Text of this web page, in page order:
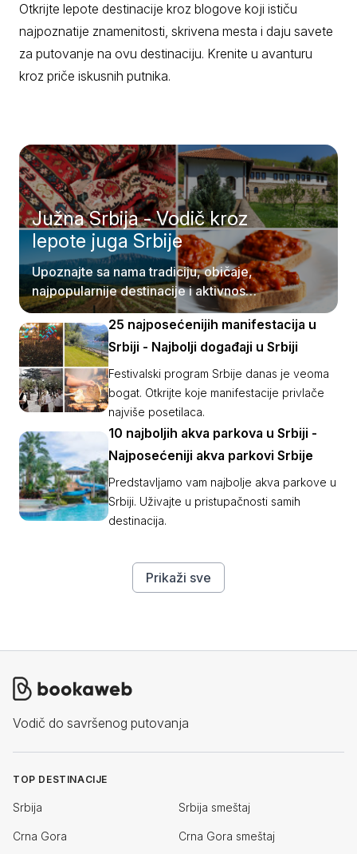
Otkrijte lepote destinacije kroz blogove koji ističu
najpoznatije znamenitosti, skrivena mesta i daju savete
za putovanje na ovu destinaciju. Krenite u avanturu
kroz priče iskusnih putnika.
Južna Srbija - Vodič kroz
lepote juga Srbije
Upoznajte sa nama tradiciju, običaje,
najpopularnije destinacije i aktivnosti
juga Srbije.
25 najposećenijih manifestacija u
Srbiji - Najbolji događaji u Srbiji
Festivalski program Srbije danas je veoma
bogat. Otkrijte koje manifestacije privlače
najviše posetilaca.
10 najboljih akva parkova u Srbiji -
Najposećeniji akva parkovi Srbije
Predstavljamo vam najbolje akva parkove u
Srbiji. Uživajte u pristupačnosti samih
destinacija.
Prikaži sve
Vodič do savršenog putovanja
TOP DESTINACIJE
Srbija Srbija smeštaj
Crna Gora Crna Gora smeštaj